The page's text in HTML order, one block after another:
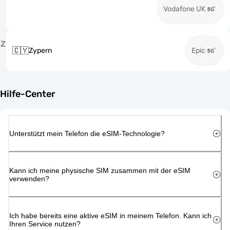
Vodafone UK
Z
🇨🇾Zypern Epic
Hilfe-Center
Unterstützt mein Telefon die eSIM-Technologie?
Kann ich meine physische SIM zusammen mit der eSIM
verwenden?
Ich habe bereits eine aktive eSIM in meinem Telefon. Kann ich
Ihren Service nutzen?